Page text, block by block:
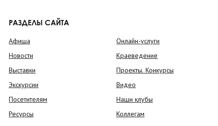
РАЗДЕЛЫ САЙТА
Афиша
Новости
Выставки
Экскурсии
Посетителям
Ресурсы
Онлайн-услуги
Краеведение
Проекты. Конкурсы
Видео
Наши клубы
Коллегам